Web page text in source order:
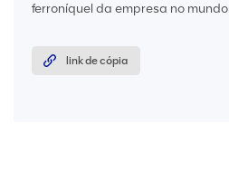
ferroníquel da empresa no mundo
link de cópia